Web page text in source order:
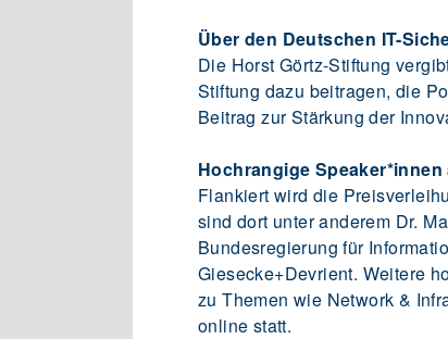
Über den Deutschen IT-
Die Horst Görtz-Stiftung
Stiftung dazu beitragen, die
Beitrag zur Stärkung der
Hochrangige
Flankiert wird die
sind dort unter anderem Dr.
Bundesregierung für
Giesecke+Devrient. Weitere
zu Themen wie Network &
online statt.